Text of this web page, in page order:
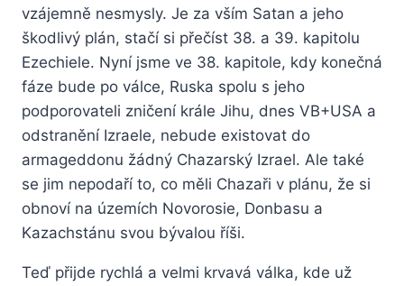
vzájemně nesmysly. Je za vším Satan a jeho
škodlivý plán, stačí si přečíst 38. a 39. kapitolu
Ezechiele. Nyní jsme ve 38. kapitole, kdy konečná
fáze bude po válce, Ruska spolu s jeho
podporovateli zničení krále Jihu, dnes VB+USA a
odstranění Izraele, nebude existovat do
armageddonu žádný Chazarský Izrael. Ale také
se jim nepodaří to, co měli Chazaři v plánu, že si
obnoví na územích Novorosie, Donbasu a
Kazachstánu svou bývalou říši.
Teď přijde rychlá a velmi krvavá válka, kde už